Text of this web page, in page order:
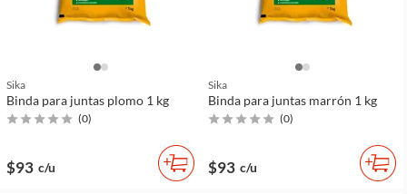
Sika
Binda para juntas plomo 1 kg
(0)
$93 c/u
Sika
Binda para juntas marrón 1 kg
(0)
$93 c/u